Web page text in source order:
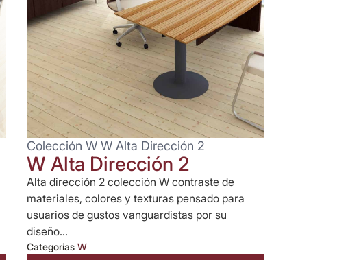
Colección W W Alta Dirección 2
W Alta Dirección 2
Alta dirección 2 colección W contraste de
materiales, colores y texturas pensado para
usuarios de gustos vanguardistas por su
diseño...
Categorias W